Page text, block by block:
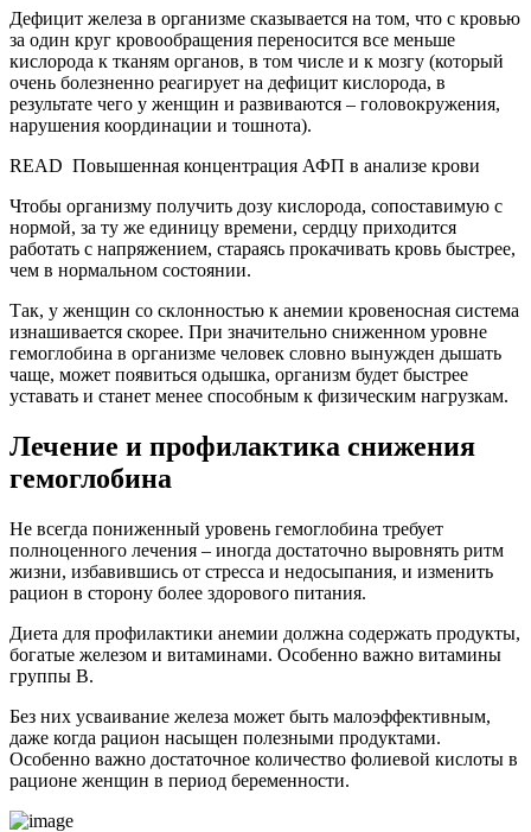
Дефицит железа в организме сказывается на том, что с кровью
за один круг кровообращения переносится все меньше
кислорода к тканям органов, в том числе и к мозгу (который
очень болезненно реагирует на дефицит кислорода, в
результате чего у женщин и развиваются – головокружения,
нарушения координации и тошнота).
READ Повышенная концентрация АФП в анализе крови
Чтобы организму получить дозу кислорода, сопоставимую с
нормой, за ту же единицу времени, сердцу приходится
работать с напряжением, стараясь прокачивать кровь быстрее,
чем в нормальном состоянии.
Так, у женщин со склонностью к анемии кровеносная система
изнашивается скорее. При значительно сниженном уровне
гемоглобина в организме человек словно вынужден дышать
чаще, может появиться одышка, организм будет быстрее
уставать и станет менее способным к физическим нагрузкам.
Лечение и профилактика снижения
гемоглобина
Не всегда пониженный уровень гемоглобина требует
полноценного лечения – иногда достаточно выровнять ритм
жизни, избавившись от стресса и недосыпания, и изменить
рацион в сторону более здорового питания.
Диета для профилактики анемии должна содержать продукты,
богатые железом и витаминами. Особенно важно витамины
группы B.
Без них усваивание железа может быть малоэффективным,
даже когда рацион насыщен полезными продуктами.
Особенно важно достаточное количество фолиевой кислоты в
рационе женщин в период беременности.